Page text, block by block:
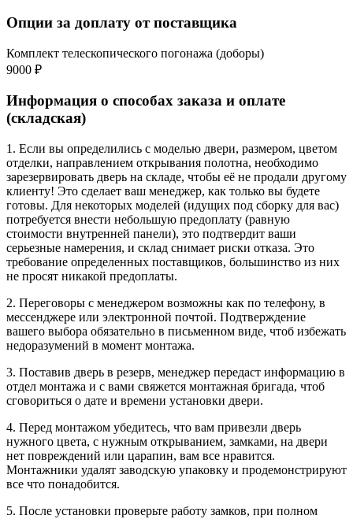
Опции за доплату от поставщика
Комплект телескопического погонажа (доборы)
9000 ₽
Информация о способах заказа и оплате
(складская)
1. Если вы определились с моделью двери, размером, цветом
отделки, направлением открывания полотна, необходимо
зарезервировать дверь на складе, чтобы её не продали другому
клиенту! Это сделает ваш менеджер, как только вы будете
готовы. Для некоторых моделей (идущих под сборку для вас)
потребуется внести небольшую предоплату (равную
стоимости внутренней панели), это подтвердит ваши
серьезные намерения, и склад снимает риски отказа. Это
требование определенных поставщиков, большинство из них
не просят никакой предоплаты.
2. Переговоры с менеджером возможны как по телефону, в
мессенджере или электронной почтой. Подтверждение
вашего выбора обязательно в письменном виде, чтоб избежать
недоразумений в момент монтажа.
3. Поставив дверь в резерв, менеджер передаст информацию в
отдел монтажа и с вами свяжется монтажная бригада, чтоб
сговориться о дате и времени установки двери.
4. Перед монтажом убедитесь, что вам привезли дверь
нужного цвета, с нужным открыванием, замками, на двери
нет повреждений или царапин, вам все нравится.
Монтажники удалят заводскую упаковку и продемонстрируют
все что понадобится.
5. После установки проверьте работу замков, при полном